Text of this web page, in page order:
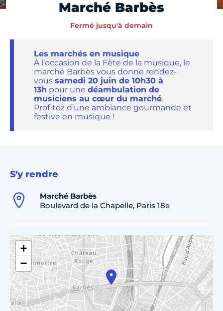
Marché Barbès
Fermé jusqu'à demain
Les marchés en musique
À l’occasion de la Fête de la musique, le
marché Barbès vous donne rendez-
vous samedi 20 juin de 10h30 à
13h pour une déambulation de
musiciens au cœur du marché.
Profitez d’une ambiance gourmande et
festive en musique !
S'y rendre
Marché Barbès
Boulevard de la Chapelle, Paris 18e
+
−